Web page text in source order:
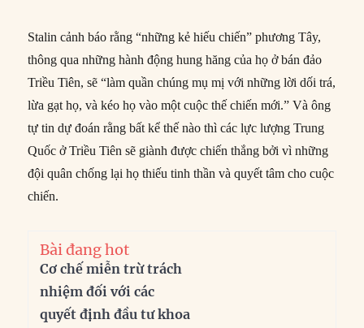
Stalin cảnh báo rằng “những kẻ hiếu chiến” phương Tây,
thông qua những hành động hung hăng của họ ở bán đảo
Triều Tiên, sẽ “làm quần chúng mụ mị với những lời dối trá,
lừa gạt họ, và kéo họ vào một cuộc thế chiến mới.” Và ông
tự tin dự đoán rằng bất kể thế nào thì các lực lượng Trung
Quốc ở Triều Tiên sẽ giành được chiến thắng bởi vì những
đội quân chống lại họ thiếu tinh thần và quyết tâm cho cuộc
chiến.
Bài đang hot
Cơ chế miễn trừ trách
nhiệm đối với các
quyết định đầu tư khoa